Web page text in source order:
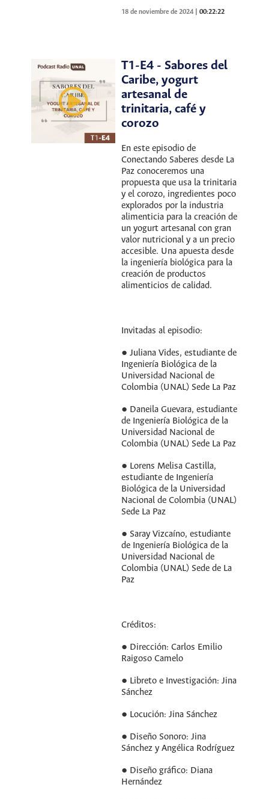
18 de noviembre de 2024 |00:22:22
T1-E4 - Sabores del
Caribe, yogurt
artesanal de
trinitaria, café y
corozo
En este episodio de
Conectando Saberes desde La
Paz conoceremos una
propuesta que usa la trinitaria
y el corozo, ingredientes poco
explorados por la industria
alimenticia para la creación de
un yogurt artesanal con gran
valor nutricional y a un precio
accesible. Una apuesta desde
la ingeniería biológica para la
creación de productos
alimenticios de calidad.
Invitadas al episodio:
● Juliana Vides, estudiante de
Ingeniería Biológica de la
Universidad Nacional de
Colombia (UNAL) Sede La Paz
● Daneila Guevara, estudiante
de Ingeniería Biológica de la
Universidad Nacional de
Colombia (UNAL) Sede La Paz
● Lorens Melisa Castilla,
estudiante de Ingeniería
Biológica de la Universidad
Nacional de Colombia (UNAL)
Sede La Paz
● Saray Vizcaíno, estudiante
de Ingeniería Biológica de la
Universidad Nacional de
Colombia (UNAL) Sede de La
Paz
Créditos:
● Dirección: Carlos Emilio
Raigoso Camelo
● Libreto e Investigación: Jina
Sánchez
● Locución: Jina Sánchez
● Diseño Sonoro: Jina
Sánchez y Angélica Rodríguez
● Diseño gráfico: Diana
Hernández